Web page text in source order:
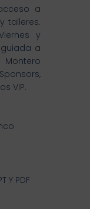
a
talleres.
y
a
VIP.
Y PDF